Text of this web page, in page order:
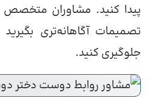
پیدا کنید. مشاوران
تصمیمات آگاهانه‌تری
جلوگیری کنید.